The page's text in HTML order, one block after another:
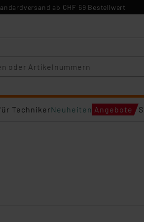
ab CHF 69 Bestellwert
TechnikerNeuheiten Angebote